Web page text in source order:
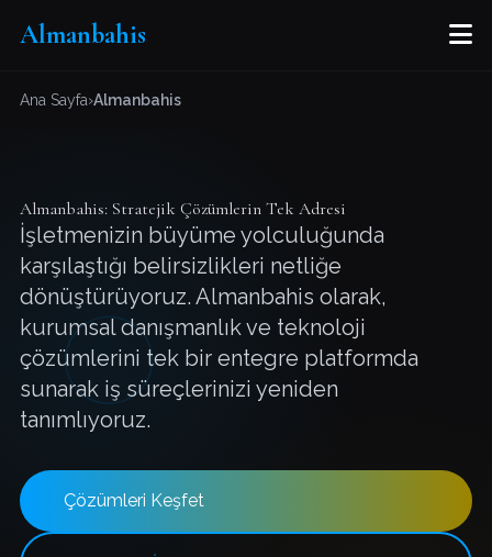
Almanbahis
Ana Sayfa›Almanbahis
Almanbahis: Stratejik Çözümlerin Tek Adresi
İşletmenizin büyüme yolculuğunda
karşılaştığı belirsizlikleri netliğe
dönüştürüyoruz. Almanbahis olarak,
kurumsal danışmanlık ve teknoloji
çözümlerini tek bir entegre platformda
sunarak iş süreçlerinizi yeniden
tanımlıyoruz.
Çözümleri Keşfet